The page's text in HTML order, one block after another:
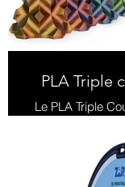
PLA Triple
Le PLA Triple
présente une
pour des
et